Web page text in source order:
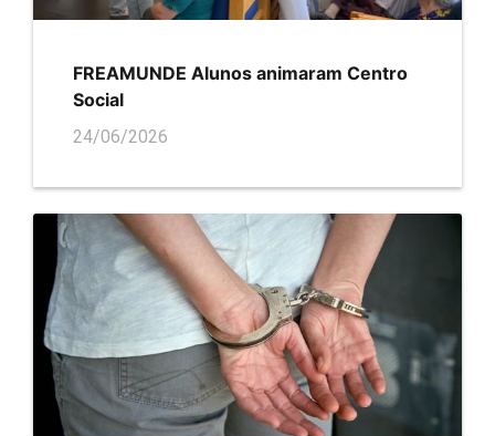
FREAMUNDE Alunos animaram Centro
Social
24/06/2026